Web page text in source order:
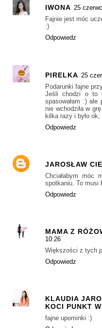
IWONA 25
Fajnie jest móc
:)
Odpowiedz
PIRELKA 25
Podarunki fajne
Jeśli chodzi o to
spasowałam :)
nie wchodziła w
kilka razy i było ok,
Odpowiedz
JAROSŁAW
Chciałabym móc
spotkaniu. To musi
Odpowiedz
MAMA Z
10:26
Większości z tych
Odpowiedz
KLAUDIA
KOCI PUNKT
fajne upominki :)